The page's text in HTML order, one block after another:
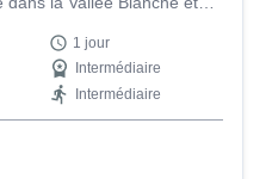
1 jour
Intermédiaire
Intermédiaire